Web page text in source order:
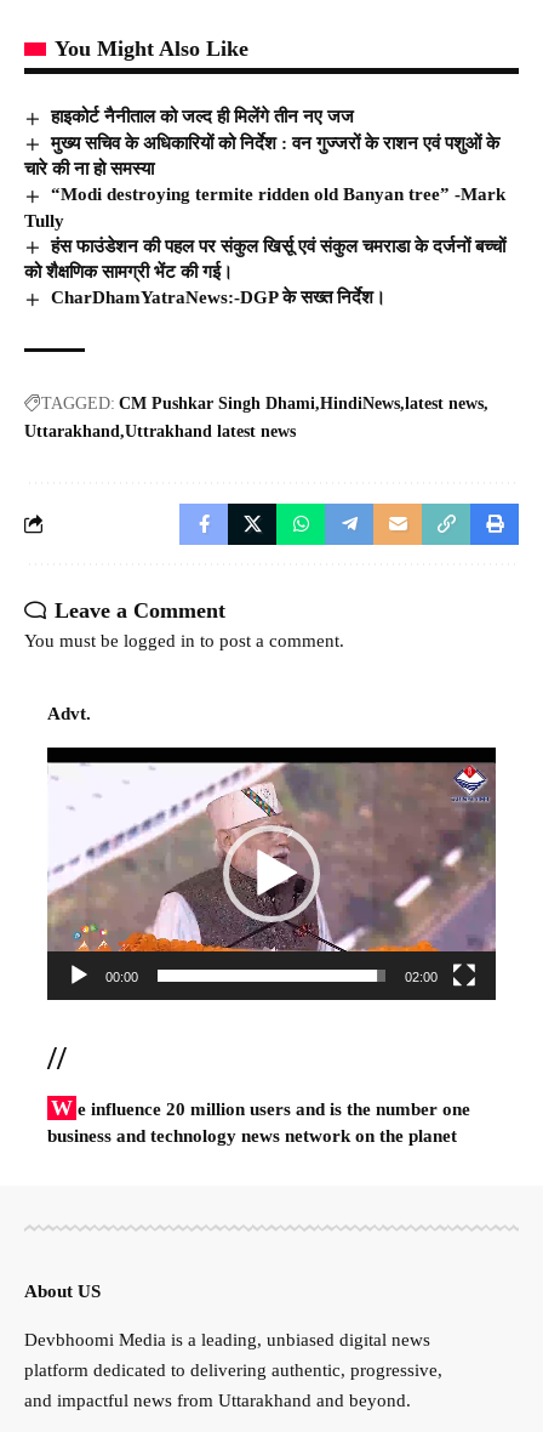
You Might Also Like
हाइकोर्ट नैनीताल को जल्द ही मिलेंगे तीन नए जज
मुख्य सचिव के अधिकारियों को निर्देश : वन गुज्जरों के राशन एवं पशुओं के
चारे की ना हो समस्या
“Modi destroying termite ridden old Banyan tree” -Mark
Tully
हंस फाउंडेशन की पहल पर संकुल खिर्सू एवं संकुल चमराडा के दर्जनों बच्चों
को शैक्षणिक सामग्री भेंट की गई।
CharDhamYatraNews:-DGP के सख्त निर्देश।
TAGGED: CM Pushkar Singh Dhami HindiNews latest news
Uttarakhand Uttrakhand latest news
Leave a Comment
You must be logged in to post a comment.
Advt.
Video
00:00 02:00
//
W e influence 20 million users and is the number one
business and technology news network on the planet
About US
Devbhoomi Media is a leading, unbiased digital news
platform dedicated to delivering authentic, progressive,
and impactful news from Uttarakhand and beyond.